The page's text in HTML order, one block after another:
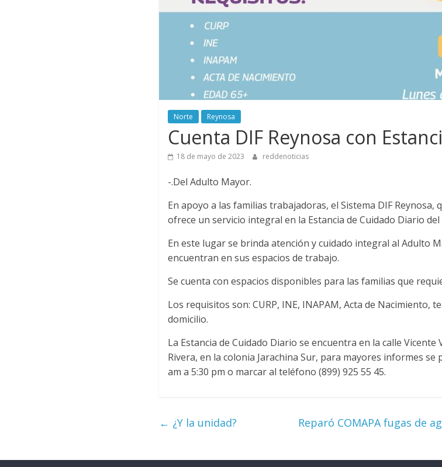
Norte Reynosa
Cuenta DIF Reynosa con
18 de mayo de 2023 reddenoticias
-.Del Adulto Mayor.
En apoyo a las familias trabajadoras, el Sistema DIF Reynosa,
ofrece un servicio integral en la Estancia de Cuidado Diario
En este lugar se brinda atención y cuidado integral al Adulto
encuentran en sus espacios de trabajo.
Se cuenta con espacios disponibles para las familias que
Los requisitos son: CURP, INE, INAPAM, Acta de Nacimiento,
domicilio.
La Estancia de Cuidado Diario se encuentra en la calle Vicente
Rivera, en la colonia Jarachina Sur, para mayores informes se
am a 5:30 pm o marcar al teléfono (899) 925 55 45.
← ¿Y la unidad? Reparó COMAPA fugas de